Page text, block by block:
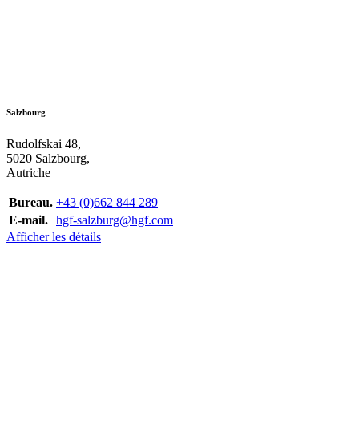
Salzbourg
Rudolfskai 48,
5020 Salzbourg,
Autriche
Bureau. +43 (0)662 844 289
E-mail. hgf-salzburg@hgf.com
Afficher les détails